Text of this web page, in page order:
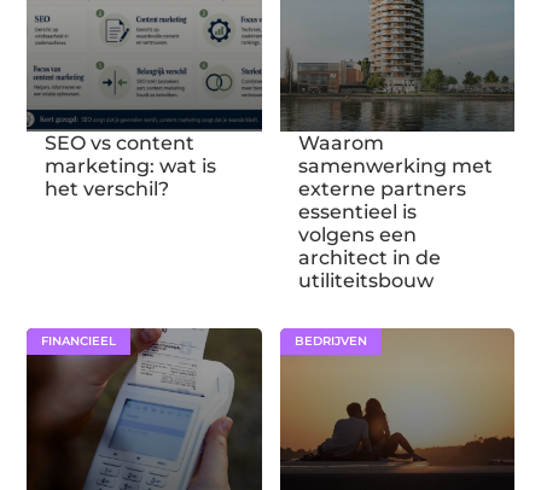
SEO vs content
marketing: wat is
het verschil?
Waarom
samenwerking met
externe partners
essentieel is
volgens een
architect in de
utiliteitsbouw
FINANCIEEL BEDRIJVEN